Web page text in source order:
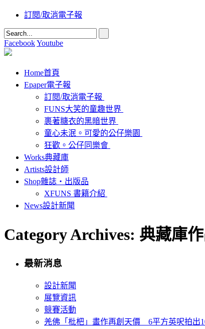
訂閱/取消電子報
FacebookYoutube
Home首頁
Epaper電子報
訂閱/取消電子報
FUNS大笑的童趣世界
裹著糖衣的黑暗世界
童心未泯。可愛的公仔樂園
狂歡。公仔同樂會
Works典藏庫
Artists設計師
Shop雜誌‧出版品
XFUNS 書籍介紹
News設計新聞
Category Archives: 典藏庫
最新消息
設計新聞
展覽資訊
競賽活動
羌佛「枇杷」畫作再創天價 6平方英呎拍出